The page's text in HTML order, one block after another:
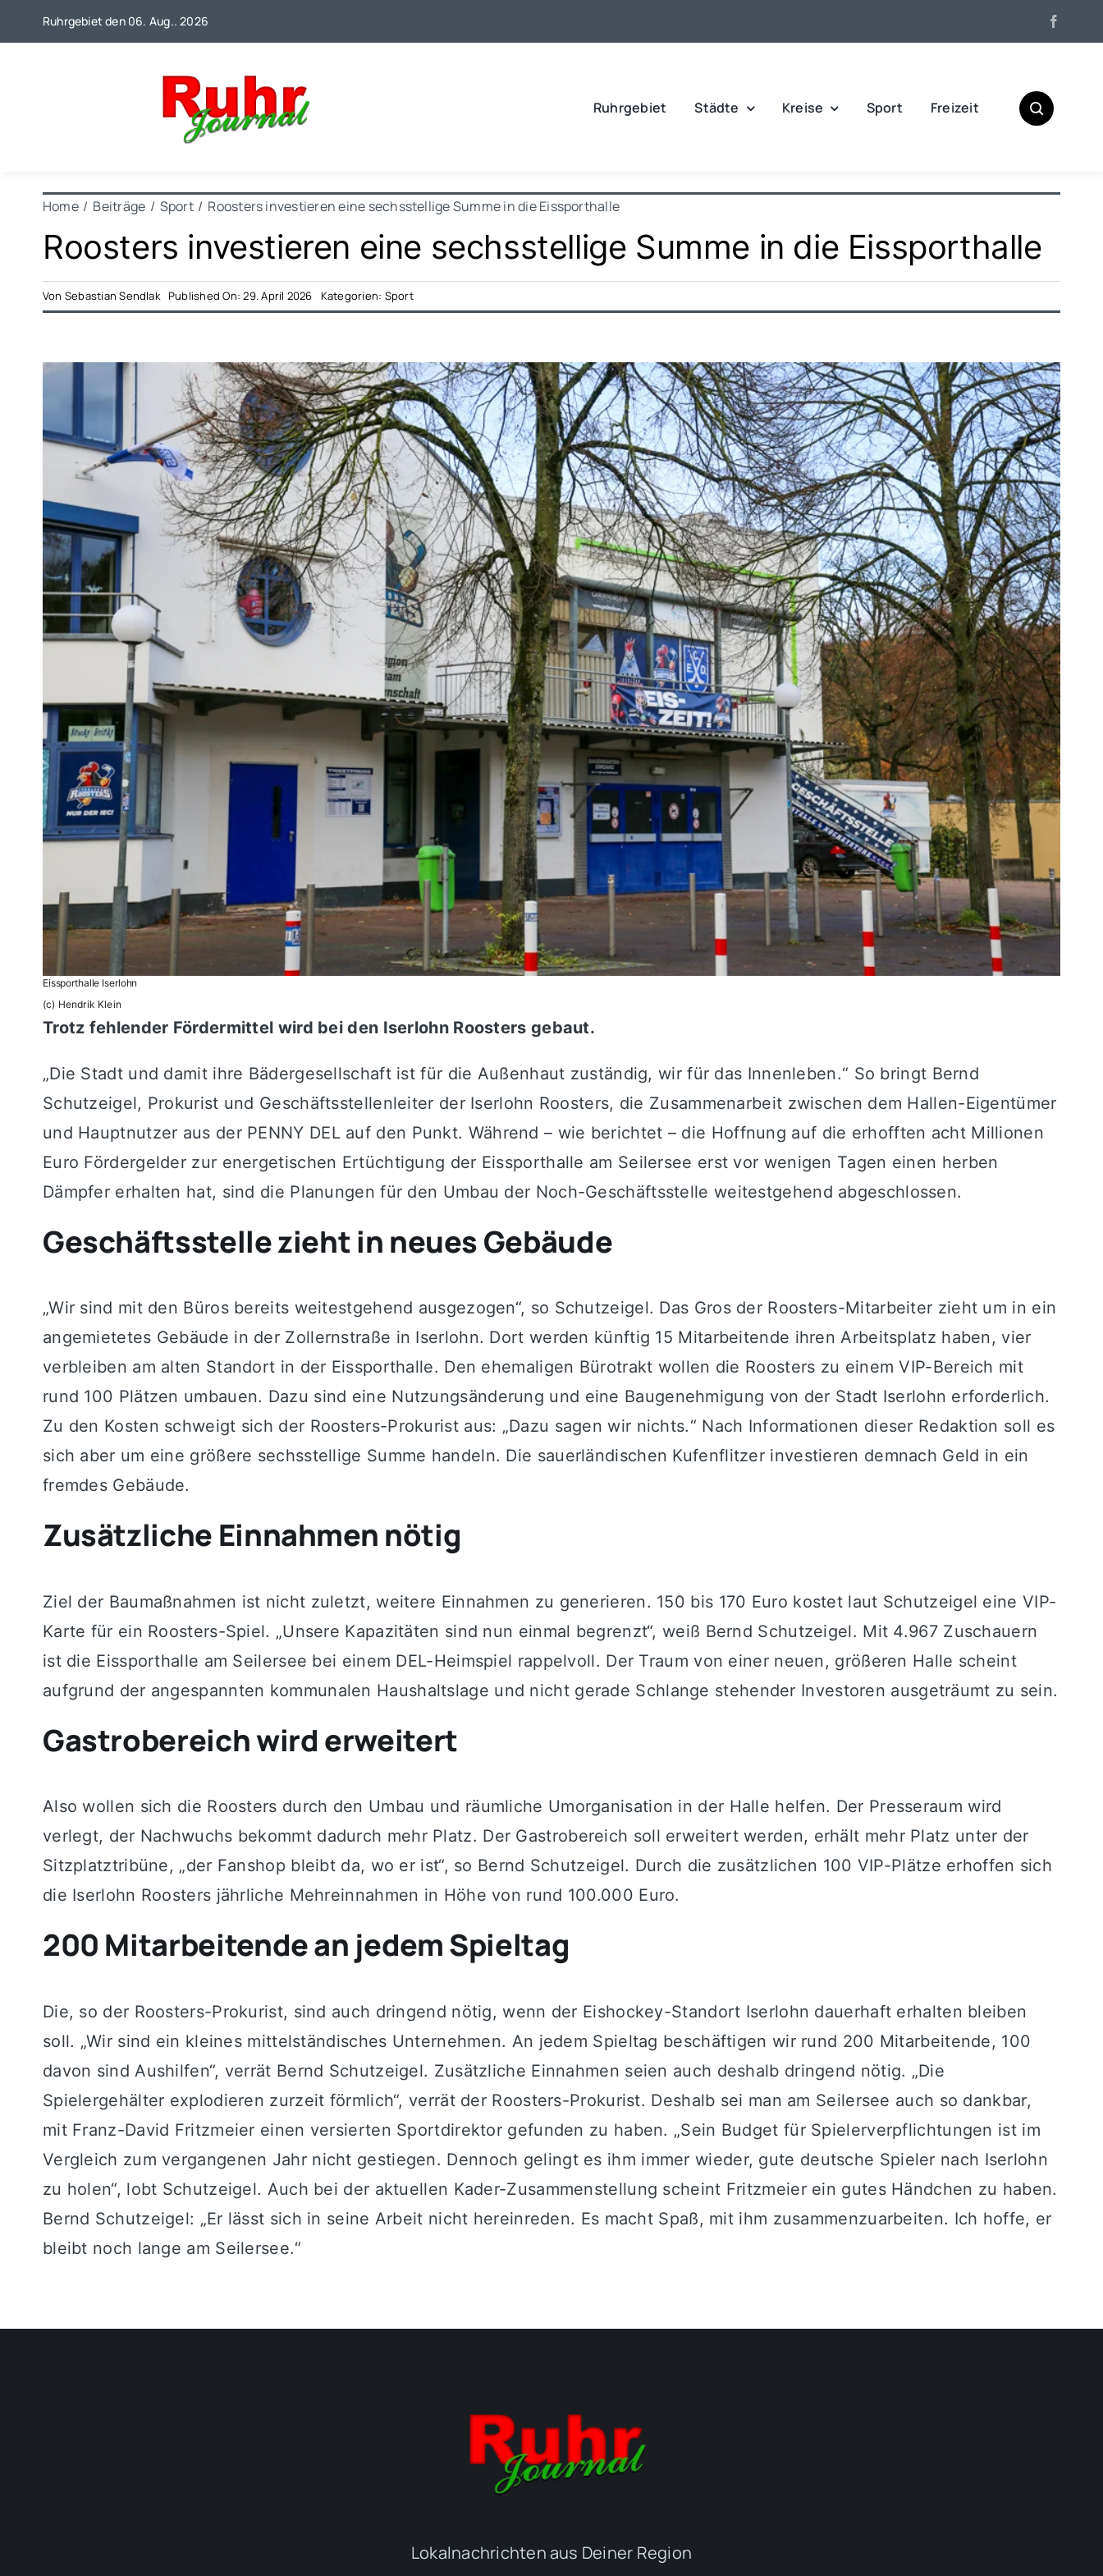
Ruhrgebiet den 06. Aug.. 2026
Ruhrgebiet Städte Kreise Sport Freizeit
Home Beiträge Sport Roosters investieren eine sechsstellige Summe in die Eissporthalle
Roosters investieren eine sechsstellige Summe in die Eissporthalle
Von Sebastian Sendlak Published On: 29. April 2026 Kategorien: Sport
Eissporthalle Iserlohn
(c) Hendrik Klein
Trotz fehlender Fördermittel wird bei den Iserlohn Roosters gebaut.
„Die Stadt und damit ihre Bädergesellschaft ist für die Außenhaut zuständig, wir für das Innenleben.“ So bringt Bernd
Schutzeigel, Prokurist und Geschäftsstellenleiter der Iserlohn Roosters, die Zusammenarbeit zwischen dem Hallen-Eigentümer
und Hauptnutzer aus der PENNY DEL auf den Punkt. Während – wie berichtet – die Hoffnung auf die erhofften acht Millionen
Euro Fördergelder zur energetischen Ertüchtigung der Eissporthalle am Seilersee erst vor wenigen Tagen einen herben
Dämpfer erhalten hat, sind die Planungen für den Umbau der Noch-Geschäftsstelle weitestgehend abgeschlossen.
Geschäftsstelle zieht in neues Gebäude
„Wir sind mit den Büros bereits weitestgehend ausgezogen“, so Schutzeigel. Das Gros der Roosters-Mitarbeiter zieht um in ein
angemietetes Gebäude in der Zollernstraße in Iserlohn. Dort werden künftig 15 Mitarbeitende ihren Arbeitsplatz haben, vier
verbleiben am alten Standort in der Eissporthalle. Den ehemaligen Bürotrakt wollen die Roosters zu einem VIP-Bereich mit
rund 100 Plätzen umbauen. Dazu sind eine Nutzungsänderung und eine Baugenehmigung von der Stadt Iserlohn erforderlich.
Zu den Kosten schweigt sich der Roosters-Prokurist aus: „Dazu sagen wir nichts.“ Nach Informationen dieser Redaktion soll es
sich aber um eine größere sechsstellige Summe handeln. Die sauerländischen Kufenflitzer investieren demnach Geld in ein
fremdes Gebäude.
Zusätzliche Einnahmen nötig
Ziel der Baumaßnahmen ist nicht zuletzt, weitere Einnahmen zu generieren. 150 bis 170 Euro kostet laut Schutzeigel eine VIP-
Karte für ein Roosters-Spiel. „Unsere Kapazitäten sind nun einmal begrenzt“, weiß Bernd Schutzeigel. Mit 4.967 Zuschauern
ist die Eissporthalle am Seilersee bei einem DEL-Heimspiel rappelvoll. Der Traum von einer neuen, größeren Halle scheint
aufgrund der angespannten kommunalen Haushaltslage und nicht gerade Schlange stehender Investoren ausgeträumt zu sein.
Gastrobereich wird erweitert
Also wollen sich die Roosters durch den Umbau und räumliche Umorganisation in der Halle helfen. Der Presseraum wird
verlegt, der Nachwuchs bekommt dadurch mehr Platz. Der Gastrobereich soll erweitert werden, erhält mehr Platz unter der
Sitzplatztribüne, „der Fanshop bleibt da, wo er ist“, so Bernd Schutzeigel. Durch die zusätzlichen 100 VIP-Plätze erhoffen sich
die Iserlohn Roosters jährliche Mehreinnahmen in Höhe von rund 100.000 Euro.
200 Mitarbeitende an jedem Spieltag
Die, so der Roosters-Prokurist, sind auch dringend nötig, wenn der Eishockey-Standort Iserlohn dauerhaft erhalten bleiben
soll. „Wir sind ein kleines mittelständisches Unternehmen. An jedem Spieltag beschäftigen wir rund 200 Mitarbeitende, 100
davon sind Aushilfen“, verrät Bernd Schutzeigel. Zusätzliche Einnahmen seien auch deshalb dringend nötig. „Die
Spielergehälter explodieren zurzeit förmlich“, verrät der Roosters-Prokurist. Deshalb sei man am Seilersee auch so dankbar,
mit Franz-David Fritzmeier einen versierten Sportdirektor gefunden zu haben. „Sein Budget für Spielerverpflichtungen ist im
Vergleich zum vergangenen Jahr nicht gestiegen. Dennoch gelingt es ihm immer wieder, gute deutsche Spieler nach Iserlohn
zu holen“, lobt Schutzeigel. Auch bei der aktuellen Kader-Zusammenstellung scheint Fritzmeier ein gutes Händchen zu haben.
Bernd Schutzeigel: „Er lässt sich in seine Arbeit nicht hereinreden. Es macht Spaß, mit ihm zusammenzuarbeiten. Ich hoffe, er
bleibt noch lange am Seilersee.“
Lokalnachrichten aus Deiner Region